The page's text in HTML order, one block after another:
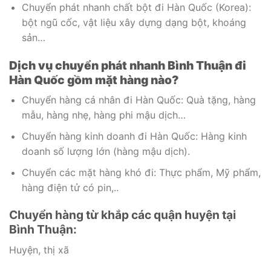
Chuyển phát nhanh chất bột đi Hàn Quốc (Korea):
bột ngũ cốc, vật liệu xây dựng dạng bột, khoáng
sản…
Dịch vụ chuyển phát nhanh Bình Thuận đi
Hàn Quốc gồm mặt hàng nào?
Chuyển hàng cá nhân đi Hàn Quốc: Quà tặng, hàng
mẫu, hàng nhẹ, hàng phi mậu dịch…
Chuyển hàng kinh doanh đi Hàn Quốc: Hàng kinh
doanh số lượng lớn (hàng mậu dịch).
Chuyển các mặt hàng khó đi: Thực phẩm, Mỹ phẩm,
hàng điện tử có pin,..
Chuyển hàng từ khắp các quận huyện tại
Bình Thuận:
Huyện, thị xã